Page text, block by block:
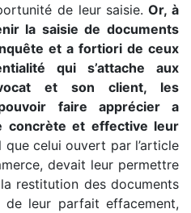
de leur saisie. Or, à
la saisie de documents
et a fortiori de ceux
qui s’attache aux
et son client, les
faire apprécier a
concrète et effective leur
que celui ouvert par l’article
devait leur permettre
restitution des documents
de leur parfait effacement,